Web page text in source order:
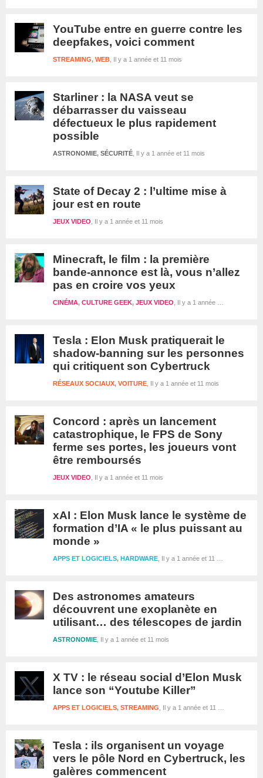
YouTube entre en guerre contre les
deepfakes, voici comment
Il y a 1 année et 11 mois
STREAMING, WEB
Starliner : la NASA veut se
débarrasser du vaisseau
défectueux le plus rapidement
possible
Il y a 1 année et 11 mois
ASTRONOMIE, SÉCURITÉ
State of Decay 2 : l’ultime mise à
jour est en route
Il y a 1 année et 11 mois
JEUX VIDEO
Minecraft, le film : la première
bande-annonce est là, vous n’allez
pas en croire vos yeux
Il y a 1 année et 11 mois
CINÉMA, CULTURE GEEK, JEUX VIDEO
Tesla : Elon Musk pratiquerait le
shadow-banning sur les personnes
qui critiquent son Cybertruck
Il y a 1 année et 11 mois
RÉSEAUX SOCIAUX, VOITURE
Concord : après un lancement
catastrophique, le FPS de Sony
ferme ses portes, les joueurs vont
être remboursés
Il y a 1 année et 11 mois
JEUX VIDEO
xAI : Elon Musk lance le système de
formation d’IA « le plus puissant au
monde »
Il y a 1 année et 11 mois
APPS ET LOGICIELS, HARDWARE
Des astronomes amateurs
découvrent une exoplanète en
utilisant… des télescopes de jardin
Il y a 1 année et 11 mois
ASTRONOMIE
X TV : le réseau social d’Elon Musk
lance son “Youtube Killer”
Il y a 1 année et 11 mois
APPS ET LOGICIELS, STREAMING
Tesla : ils organisent un voyage
vers le pôle Nord en Cybertruck, les
galères commencent